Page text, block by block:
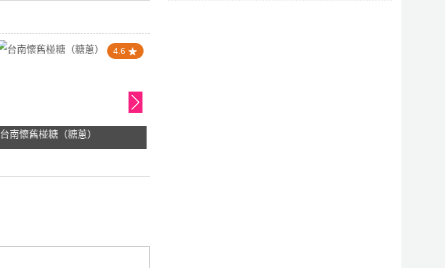
4.6
台南懷舊椪糖（糖蔥）